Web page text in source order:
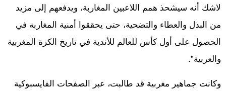
لاشك أنه سيشحذ همم اللاعبين المغاربة، ويدفعهم إلى مزيد
من البذل والعطاء والتضحية، حتى يحققوا أمنية المغاربة في
الحصول على أول كأس للعالم للأندية في تاريخ الكرة المغربية
والعربية”.
وكانت جماهير مغربية قد طالبت، عبر الصفحات الفايسبوكية